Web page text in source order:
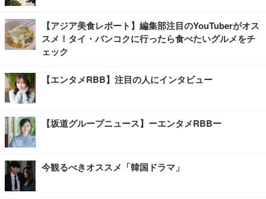
【アジア美食レポート】編集部注目のYouTuberがオス
スメ！タイ・バンコクに行ったら食べたいグルメをチ
ェック
【エンタメRBB】注目の人にインタビュー
【坂道グループニュース】ーエンタメRBBー
今観るべきオススメ「韓国ドラマ」